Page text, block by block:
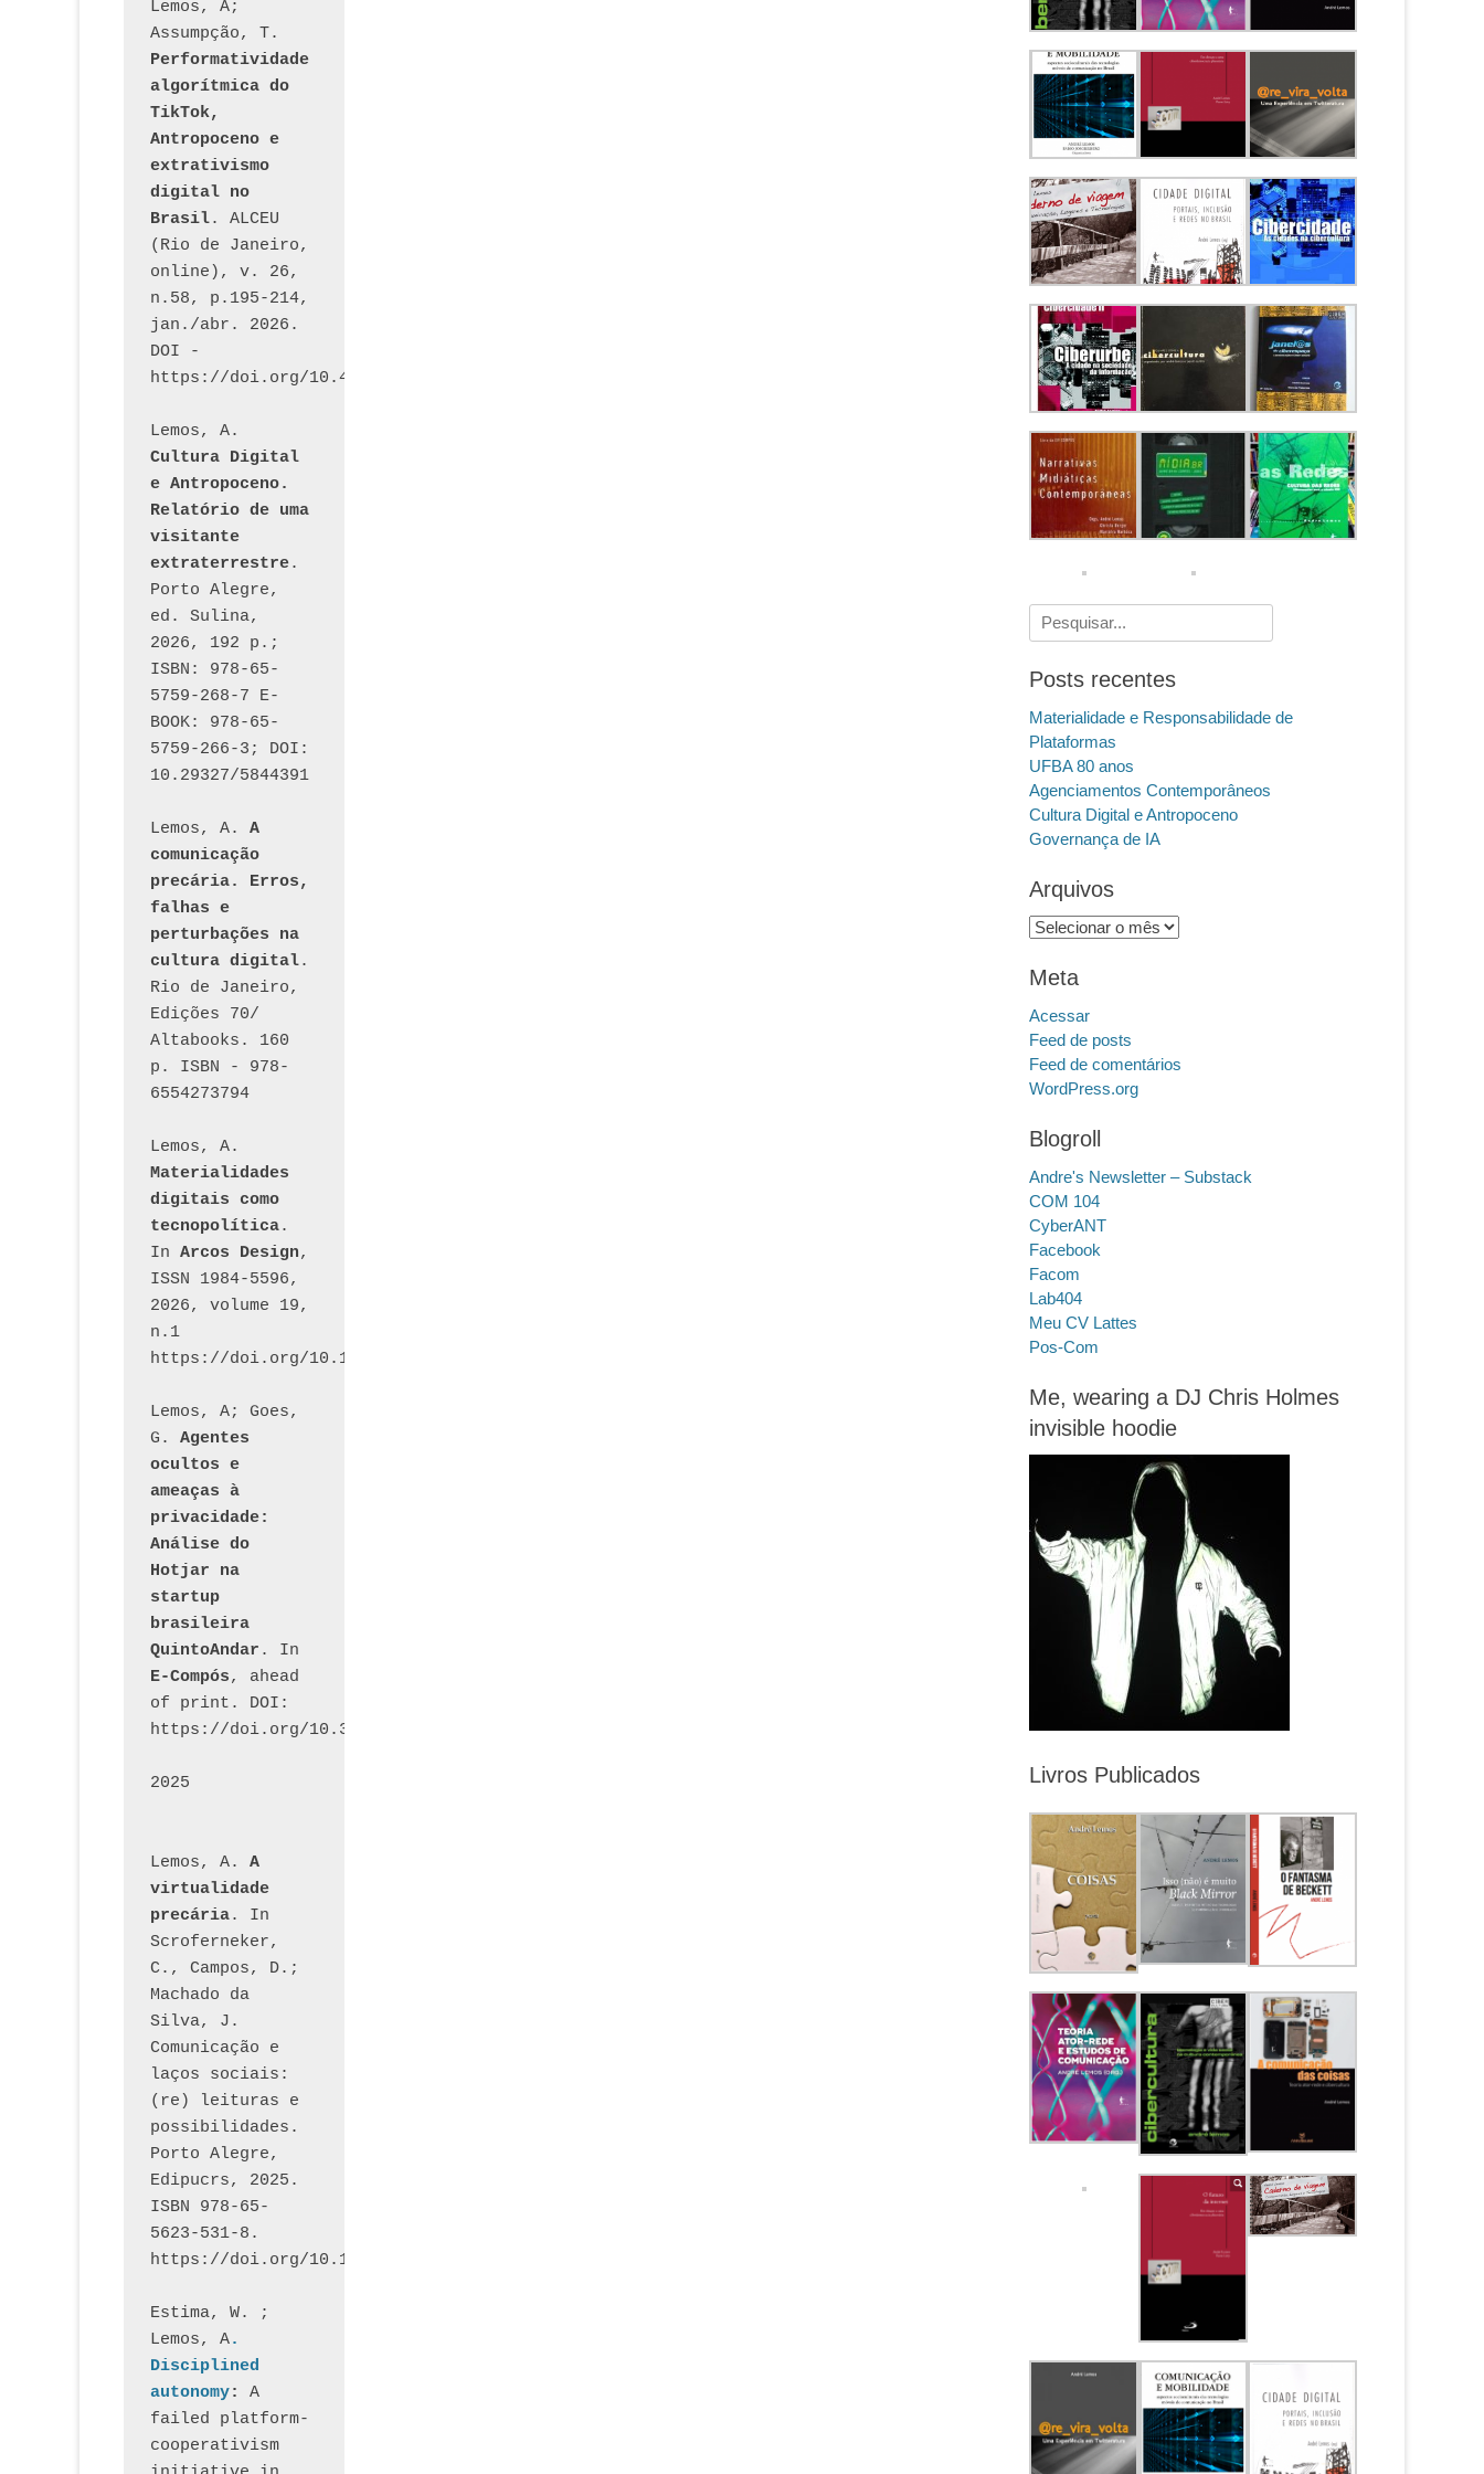
Pesquisar
por:
Posts recentes
Materialidade e Responsabilidade de
Plataformas
UFBA 80 anos
Agenciamentos Contemporâneos
Cultura Digital e Antropoceno
Governança de IA
Arquivos
Arquivos
Meta
Acessar
Feed de posts
Feed de comentários
WordPress.org
Blogroll
Andre's Newsletter – Substack
COM 104
CyberANT
Facebook
Facom
Lab404
Meu CV Lattes
Pos-Com
Me, wearing a DJ Chris Holmes
invisible hoodie
Livros Publicados
Lemos, A;
Performatividade
algorítmica do
TikTok,
Antropoceno e
extrativismo
digital no
Brasil. ALCEU
(Rio de Janeiro,
online), v. 26,
n.58, p.195-214,
jan./abr. 2026.
DOI -
https://doi.org/10.46391/ALCEU.v26.ed58.2026.528
Cultura Digital
e Antropoceno.
Relatório de uma
visitante
extraterrestre.
Porto Alegre,
ed. Sulina,
2026, 192 p.;
ISBN: 978-65-
5759-268-7 E-
BOOK: 978-65-
5759-266-3; DOI:
10.29327/5844391
Lemos, A. A
comunicação
precária. Erros,
falhas e
perturbações na
cultura digital.
Rio de Janeiro,
Edições 70/
Altabooks. 160
p. ISBN - 978-
6554273794
Materialidades
digitais como
tecnopolítica.
In Arcos Design,
ISSN 1984-5596,
2026, volume 19,
n.1
https://doi.org/10.12957/arcosdesign.2026.95390
Lemos, A; Goes,
G. Agentes
ocultos e
ameaças à
privacidade:
Análise do
Hotjar na
startup
brasileira
QuintoAndar
E-Compós, ahead
of print. DOI:
https://doi.org/10.30962/ecomps.3231
2025
Lemos, A. A
virtualidade
precária. In
Scroferneker,
C., Campos, D.;
Machado da
Silva, J.
Comunicação e
laços sociais:
(re) leituras e
possibilidades.
Porto Alegre,
Edipucrs, 2025.
ISBN 978-65-
5623-531-8.
https://doi.org/10.15448/1877.3
Estima, W. ;
Lemos, A.
Disciplined
autonomy: A
failed platform-
cooperativism